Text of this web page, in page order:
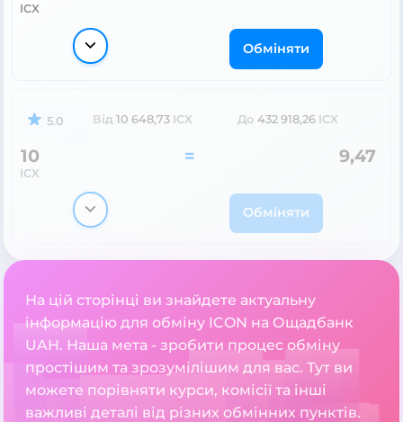
ICX
Обміняти
5.0 Від 10 648,73 ICX До 432 918,26 ICX
10
ICX
= 9,47
Обміняти
На цій сторінці ви знайдете актуальну
інформацію для обміну ICON на Ощадбанк
UAH. Наша мета - зробити процес обміну
простішим та зрозумілішим для вас. Тут ви
можете порівняти курси, комісії та інші
важливі деталі від різних обмінних пунктів.